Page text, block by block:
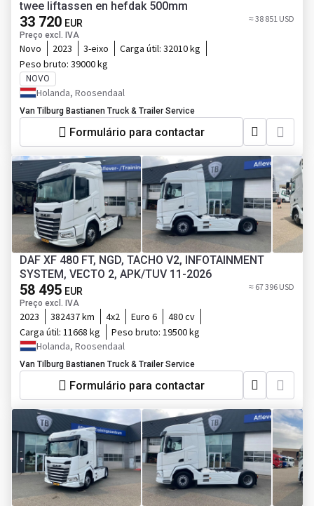
twee liftassen en hefdak 500mm
33 720 EUR
Preço excl. IVA
≈ 38 851 USD
Novo 2023 3-eixo Carga útil: 32010 kg
Peso bruto: 39000 kg
NOVO
Holanda, Roosendaal
Van Tilburg Bastianen Truck & Trailer Service
Formulário para contactar
DAF XF 480 FT, NGD, TACHO V2, INFOTAINMENT
SYSTEM, VECTO 2, APK/TUV 11-2026
58 495 EUR
Preço excl. IVA
≈ 67 396 USD
2023 382437 km 4x2 Euro 6
480 cv
Carga útil: 11668 kg Peso bruto: 19500 kg
Holanda, Roosendaal
Van Tilburg Bastianen Truck & Trailer Service
Formulário para contactar